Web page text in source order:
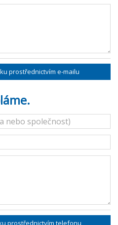
prostřednictvím e-mailu
prostřednictvím telefonu